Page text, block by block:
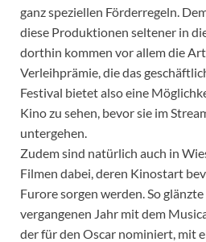
ganz speziellen Förderregeln.
diese Produktionen seltener in
dorthin kommen vor allem die
Verleihprämie, die das
Festival bietet also eine
Kino zu sehen, bevor sie im
untergehen.
Zudem sind natürlich auch in
Filmen dabei, deren Kinostart
Furore sorgen werden. So
vergangenen Jahr mit dem
der für den Oscar nominiert, mit